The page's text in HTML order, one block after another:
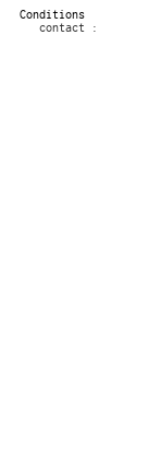
Conditions
contact :